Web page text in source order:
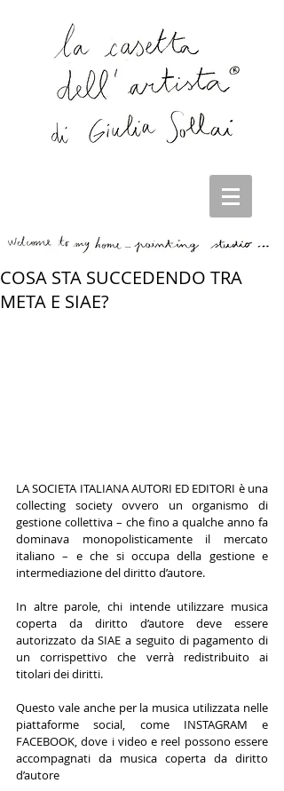
COSA STA SUCCEDENDO TRA
META E SIAE?
LA SOCIETA ITALIANA AUTORI ED EDITORI è una
collecting society ovvero un organismo di
gestione collettiva – che fino a qualche anno fa
dominava monopolisticamente il mercato
italiano – e che si occupa della gestione e
intermediazione del diritto d’autore.
In altre parole, chi intende utilizzare musica
coperta da diritto d’autore deve essere
autorizzato da SIAE a seguito di pagamento di
un corrispettivo che verrà redistribuito ai
titolari dei diritti.
Questo vale anche per la musica utilizzata nelle
piattaforme social, come INSTAGRAM e
FACEBOOK, dove i video e reel possono essere
accompagnati da musica coperta da diritto
d’autore